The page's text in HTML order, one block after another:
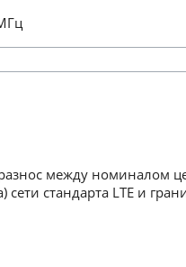
между номиналом
стандарта LTE и